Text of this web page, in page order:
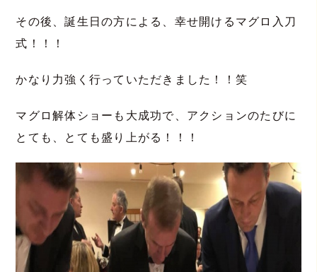
その後、誕生日の方による、幸せ開けるマグロ入刀
式！！！
かなり力強く行っていただきました！！笑
マグロ解体ショーも大成功で、アクションのたびに
とても、とても盛り上がる！！！